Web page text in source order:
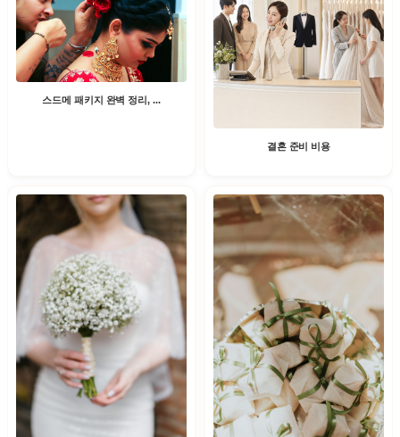
스드메 패키지 완벽 정리, ...
결혼 준비 비용